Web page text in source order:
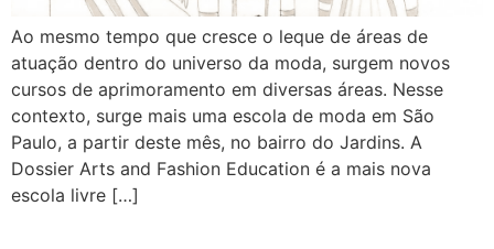
Ao mesmo tempo que cresce o leque de áreas de
atuação dentro do universo da moda, surgem novos
cursos de aprimoramento em diversas áreas. Nesse
contexto, surge mais uma escola de moda em São
Paulo, a partir deste mês, no bairro do Jardins. A
Dossier Arts and Fashion Education é a mais nova
escola livre […]